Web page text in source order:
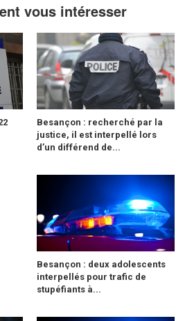
vous intéresser
Besançon : recherché par la
justice, il est interpellé lors
d’un différend de...
Besançon : deux adolescents
interpellés pour trafic de
stupéfiants à...